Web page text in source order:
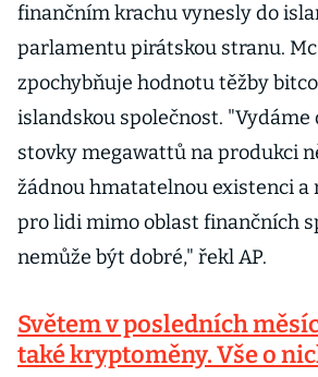
finančním krachu vynesly do
parlamentu pirátskou stranu.
zpochybňuje hodnotu těžby
islandskou společnost. "Vydáme
stovky megawattů na produkci
žádnou hmatatelnou existenci a
pro lidi mimo oblast finančních
nemůže být dobré," řekl AP.
Světem v posledních
také kryptoměny. Vše o